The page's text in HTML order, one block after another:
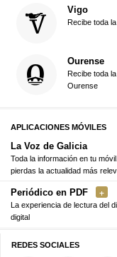
Vigo
Recibe toda
Ourense
Recibe toda
Ourense
APLICACIONES MÓVILES
La Voz de Galicia
Toda la información en tu
pierdas la actualidad más
Periódico en PDF
La experiencia de lectura del
digital
REDES SOCIALES